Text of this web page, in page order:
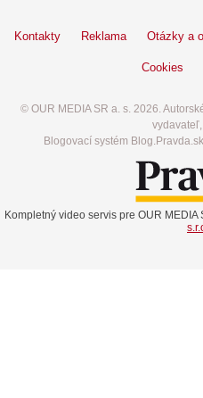
Kontakty Reklama Otázky a
Cookies
© OUR MEDIA SR a. s. 2026.
vydavateľ,
Blogovací systém
Kompletný video servis pre OUR MEDIA